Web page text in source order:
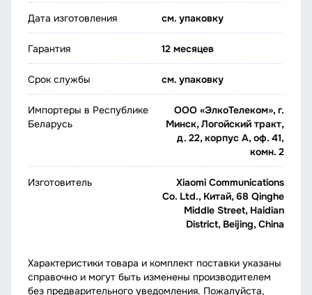
Дата изготовления см. упаковку
Гарантия 12 месяцев
Срок службы см. упаковку
Импортеры в Республике
Беларусь
ООО «ЭлкоТелеком», г.
Минск, Логойский тракт,
д. 22, корпус А, оф. 41,
комн. 2
Изготовитель
Xiaomi Communications
Co. Ltd., Китай, 68 Qinghe
Middle Street, Haidian
District, Beijing, China
Характеристики товара и комплект поставки указаны
справочно и могут быть изменены производителем
без предварительного уведомления. Пожалуйста,